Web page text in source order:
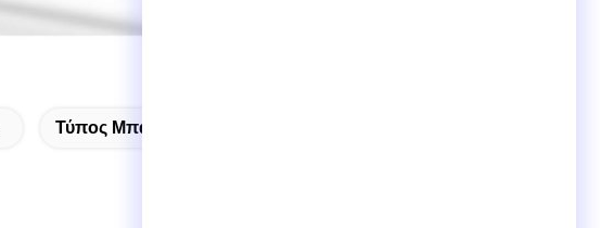
Τύπος Μπαστούνι Της Αστυνομίας